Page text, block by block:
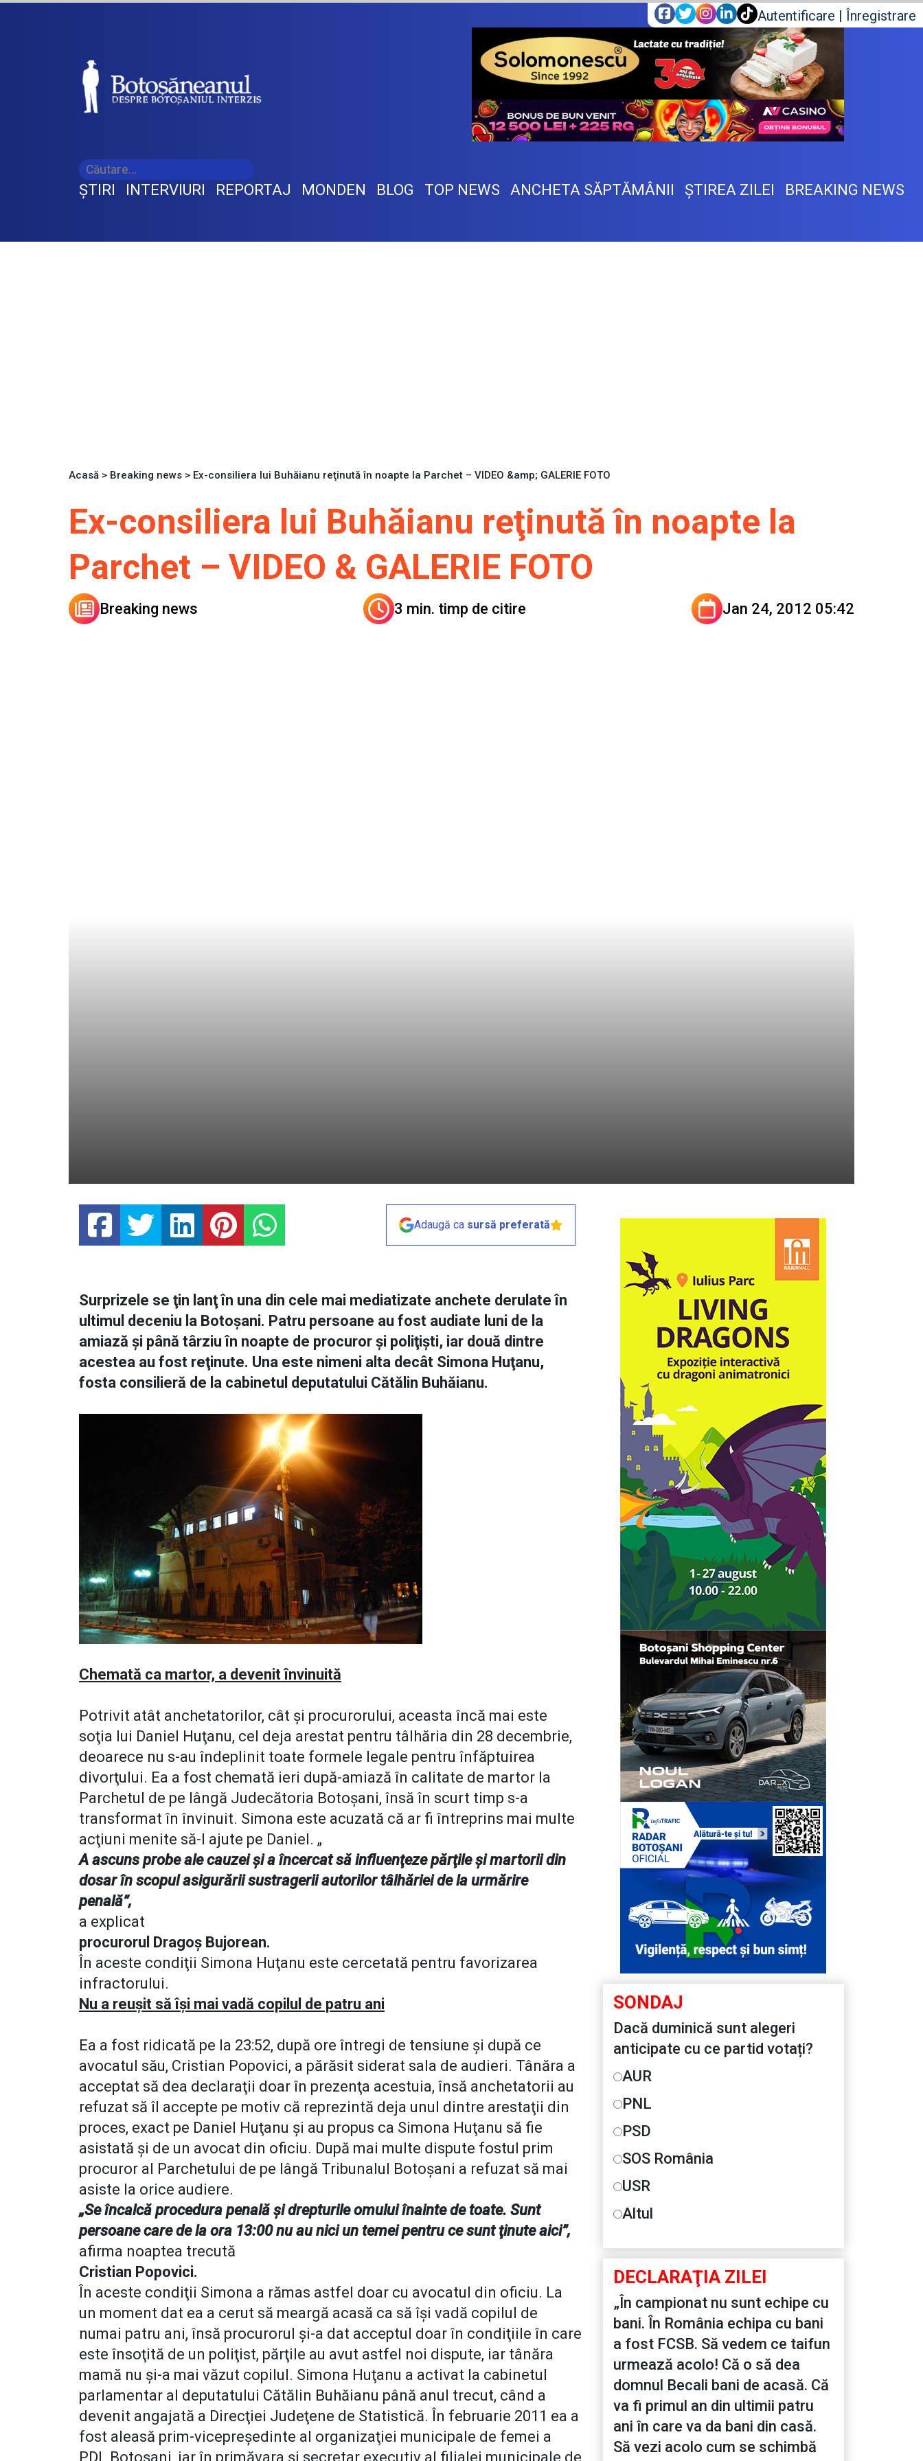
Autentificare | Înregistrare
ŞTIRI INTERVIURI REPORTAJ MONDEN BLOG TOP NEWS ANCHETA SĂPTĂMÂNII ŞTIREA ZILEI BREAKING NEWS
Acasă > Breaking news > Ex-consiliera lui Buhăianu reţinută în noapte la Parchet – VIDEO &amp; GALERIE FOTO
Ex-consiliera lui Buhăianu reţinută în noapte la
Parchet – VIDEO & GALERIE FOTO
Breaking news 3 min. timp de citire Jan 24, 2012 05:42
Adaugă ca sursă preferată
Surprizele se ţin lanţ în una din cele mai mediatizate anchete derulate în
ultimul deceniu la Botoşani. Patru persoane au fost audiate luni de la
amiază şi până târziu în noapte de procuror şi poliţişti, iar două dintre
acestea au fost reţinute. Una este nimeni alta decât Simona Huţanu,
fosta consilieră de la cabinetul deputatului Cătălin Buhăianu.
Chemată ca martor, a devenit învinuită
Potrivit atât anchetatorilor, cât şi procurorului, aceasta încă mai este
soţia lui Daniel Huţanu, cel deja arestat pentru tâlhăria din 28 decembrie,
deoarece nu s-au îndeplinit toate formele legale pentru înfăptuirea
divorţului. Ea a fost chemată ieri după-amiază în calitate de martor la
Parchetul de pe lângă Judecătoria Botoşani, însă în scurt timp s-a
transformat în învinuit. Simona este acuzată că ar fi întreprins mai multe
acţiuni menite să-l ajute pe Daniel. „
A ascuns probe ale cauzei şi a încercat să influenţeze părţile şi martorii din
dosar în scopul asigurării sustragerii autorilor tâlhăriei de la urmărire
penală”,
a explicat
procurorul Dragoş Bujorean.
În aceste condiţii Simona Huţanu este cercetată pentru favorizarea
infractorului.
Nu a reuşit să îşi mai vadă copilul de patru ani
Ea a fost ridicată pe la 23:52, după ore întregi de tensiune şi după ce
avocatul său, Cristian Popovici, a părăsit siderat sala de audieri. Tânăra a
acceptat să dea declaraţii doar în prezenţa acestuia, însă anchetatorii au
refuzat să îl accepte pe motiv că reprezintă deja unul dintre arestaţii din
proces, exact pe Daniel Huţanu şi au propus ca Simona Huţanu să fie
asistată şi de un avocat din oficiu. După mai multe dispute fostul prim
procuror al Parchetului de pe lângă Tribunalul Botoşani a refuzat să mai
asiste la orice audiere.
„Se încalcă procedura penală şi drepturile omului înainte de toate. Sunt
persoane care de la ora 13:00 nu au nici un temei pentru ce sunt ţinute aici”,
afirma noaptea trecută
Cristian Popovici.
În aceste condiţii Simona a rămas astfel doar cu avocatul din oficiu. La
un moment dat ea a cerut să meargă acasă ca să îşi vadă copilul de
numai patru ani, însă procurorul şi-a dat acceptul doar în condiţiile în care
este însoţită de un poliţist, părţile au avut astfel noi dispute, iar tânăra
mamă nu şi-a mai văzut copilul. Simona Huţanu a activat la cabinetul
parlamentar al deputatului Cătălin Buhăianu până anul trecut, când a
devenit angajată a Direcţiei Judeţene de Statistică. În februarie 2011 ea a
fost aleasă prim-vicepreşedinte al organizaţiei municipale de femei a
PDL Botoşani, iar în primăvara şi secretar executiv al filialei municipale de
SONDAJ
Dacă duminică sunt alegeri
anticipate cu ce partid votați?
AUR
PNL
PSD
SOS România
USR
Altul
DECLARAŢIA ZILEI
„În campionat nu sunt echipe cu
bani. În România echipa cu bani
a fost FCSB. Să vedem ce taifun
urmează acolo! Că o să dea
domnul Becali bani de acasă. Că
va fi primul an din ultimii patru
ani în care va da bani din casă.
Să vezi acolo cum se schimbă